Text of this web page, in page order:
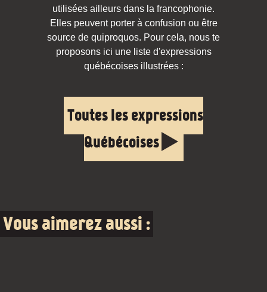
utilisées ailleurs dans la francophonie.
Elles peuvent porter à confusion ou être
source de quiproquos. Pour cela, nous te
proposons ici une liste d'expressions
québécoises illustrées :
Toutes les expressions
Québécoises
Vous aimerez aussi :